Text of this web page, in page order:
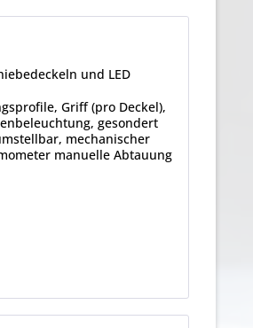
und LED
Griff (pro Deckel),
gesondert
mechanischer
manuelle Abtauung